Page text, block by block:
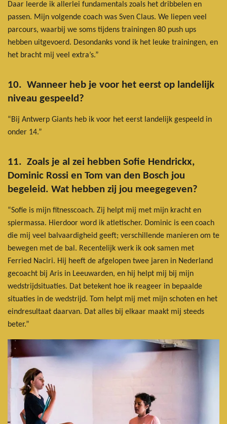
Daar leerde ik allerlei fundamentals zoals het dribbelen en
passen. Mijn volgende coach was Sven Claus. We liepen veel
parcours, waarbij we soms tijdens trainingen 80 push ups
hebben uitgevoerd. Desondanks vond ik het leuke trainingen, en
het bracht mij veel extra’s.”
10. Wanneer heb je voor het eerst op landelijk
niveau gespeeld?
“Bij Antwerp Giants heb ik voor het eerst landelijk gespeeld in
onder 14.”
11. Zoals je al zei hebben Sofie Hendrickx,
Dominic Rossi en Tom van den Bosch jou
begeleid. Wat hebben zij jou meegegeven?
“Sofie is mijn fitnesscoach. Zij helpt mij met mijn kracht en
spiermassa. Hierdoor word ik atletischer. Dominic is een coach
die mij veel balvaardigheid geeft; verschillende manieren om te
bewegen met de bal. Recentelijk werk ik ook samen met
Ferried Naciri. Hij heeft de afgelopen twee jaren in Nederland
gecoacht bij Aris in Leeuwarden, en hij helpt mij bij mijn
wedstrijdsituaties. Dat betekent hoe ik reageer in bepaalde
situaties in de wedstrijd. Tom helpt mij met mijn schoten en het
eindresultaat daarvan. Dat alles bij elkaar maakt mij steeds
beter.”